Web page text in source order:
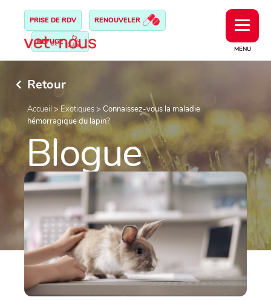
MENU
PRISE DE RDV RENOUVELER
REFUGE
Retour
Accueil >Exotiques> Connaissez-vous la maladie
hémorragique du lapin?
Blogue